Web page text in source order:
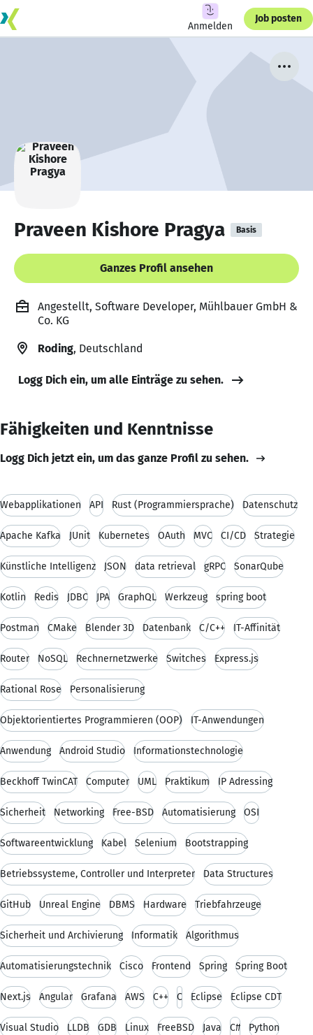
Anmelden
Job posten
Praveen Kishore Pragya Basis
Ganzes Profil ansehen
Angestellt, Software Developer, Mühlbauer GmbH &
Co. KG
Roding, Deutschland
Logg Dich ein, um alle Einträge zu sehen.
Fähigkeiten und Kenntnisse
Logg Dich jetzt ein, um das ganze Profil zu sehen.
Webapplikationen API Rust (Programmiersprache) Datenschutz
Apache Kafka JUnit Kubernetes OAuth MVC CI/CD Strategie
Künstliche Intelligenz JSON data retrieval gRPC SonarQube
Kotlin Redis JDBC JPA GraphQL Werkzeug spring boot
Postman CMake Blender 3D Datenbank C/C++ IT-Affinität
Router NoSQL Rechnernetzwerke Switches Express.js
Rational Rose Personalisierung
Objektorientiertes Programmieren (OOP) IT-Anwendungen
Anwendung Android Studio Informationstechnologie
Beckhoff TwinCAT Computer UML Praktikum IP Adressing
Sicherheit Networking Free-BSD Automatisierung OSI
Softwareentwicklung Kabel Selenium Bootstrapping
Betriebssysteme, Controller und Interpreter Data Structures
GitHub Unreal Engine DBMS Hardware Triebfahrzeuge
Sicherheit und Archivierung Informatik Algorithmus
Automatisierungstechnik Cisco Frontend Spring Spring Boot
Next.js Angular Grafana AWS C++ C Eclipse Eclipse CDT
Visual Studio LLDB GDB Linux FreeBSD Java C# Python